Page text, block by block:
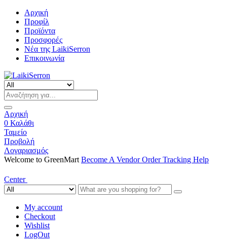
Αρχική
Προφίλ
Προϊόντα
Προσφορές
Νέα της LaikiSerron
Επικοινωνία
Αρχική
0 Καλάθι
Ταμείο
Προβολή
Λογαριασμός
Welcome to GreenMart Become A VendorOrder Tracking Help
Center
My account
Checkout
Wishlist
LogOut